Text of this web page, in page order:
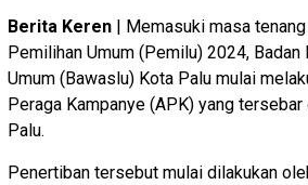
Berita Keren | Memasuki masa
Pemilihan Umum (Pemilu) 2024,
Umum (Bawaslu) Kota Palu mulai
Peraga Kampanye (APK) yang
Palu.
Penertiban tersebut mulai dilakukan